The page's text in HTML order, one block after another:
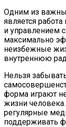
Одним из
является
и управлением
максимально
неизбежные
внутреннюю
Нельзя
форма играют
жизни
регулярные
поддерживать